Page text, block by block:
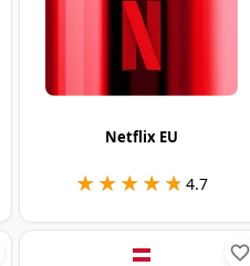
Netflix EU
★★★★★
★★★★★ 4.7